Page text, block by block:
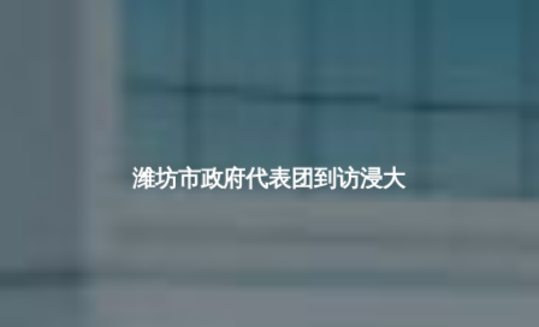
潍坊市政府代表团到访浸大